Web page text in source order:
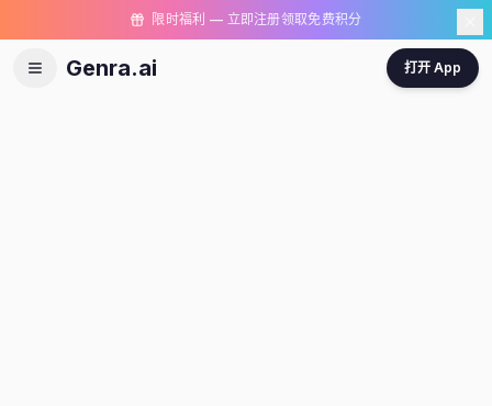
限时福利 — 立即注册领取免费积分
Genra.ai 打开 App